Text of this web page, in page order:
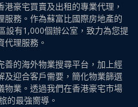
豪宅買賣及出租的專業代理，
務。作為蘇富比國際房地產的
設有1,000個辦公室，致力為您提
理服務。
善的海外物業搜尋平台，加上經
及迎合客戶需要，簡化物業篩選
物業。透過我們在香港豪宅市場
的最強嚮導。